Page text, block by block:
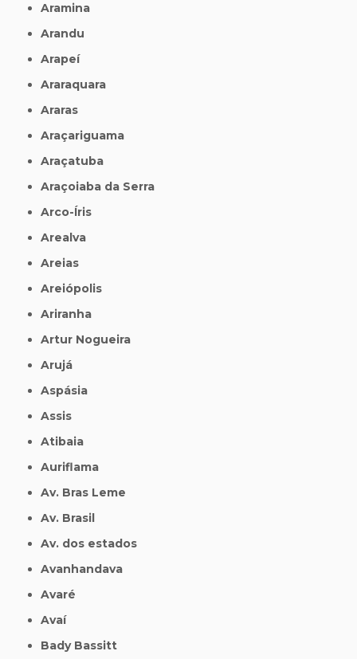
Aramina
Arandu
Arapeí
Araraquara
Araras
Araçariguama
Araçatuba
Araçoiaba da Serra
Arco-Íris
Arealva
Areias
Areiópolis
Ariranha
Artur Nogueira
Arujá
Aspásia
Assis
Atibaia
Auriflama
Av. Bras Leme
Av. Brasil
Av. dos estados
Avanhandava
Avaré
Avaí
Bady Bassitt